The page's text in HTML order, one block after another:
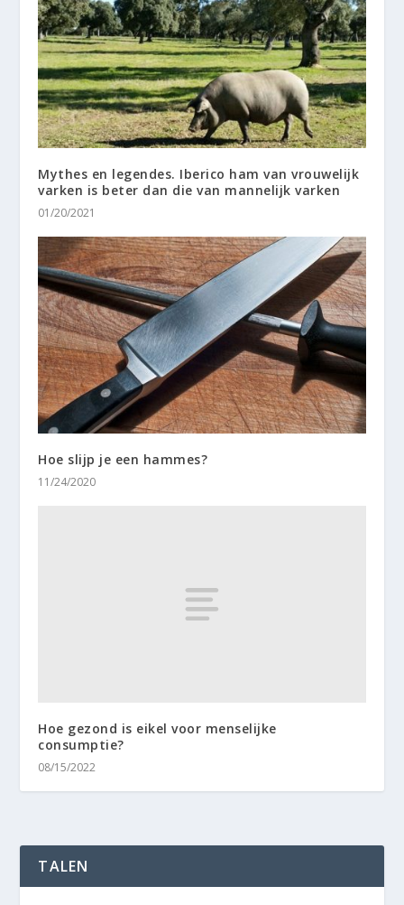
Mythes en legendes. Iberico ham van vrouwelijk
varken is beter dan die van mannelijk varken
01/20/2021
Hoe slijp je een hammes?
11/24/2020
Hoe gezond is eikel voor menselijke
consumptie?
08/15/2022
TALEN